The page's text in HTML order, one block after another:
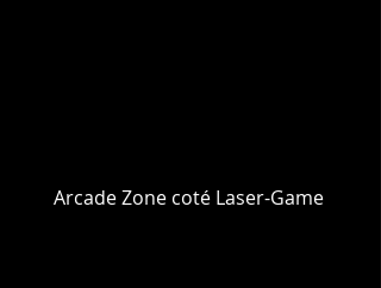
Arcade Zone coté Laser-Game